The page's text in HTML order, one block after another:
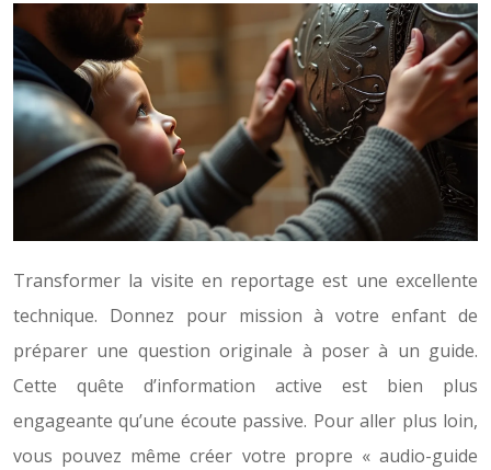
Transformer la visite en reportage est une excellente
technique. Donnez pour mission à votre enfant de
préparer une question originale à poser à un guide.
Cette quête d’information active est bien plus
engageante qu’une écoute passive. Pour aller plus loin,
vous pouvez même créer votre propre « audio-guide